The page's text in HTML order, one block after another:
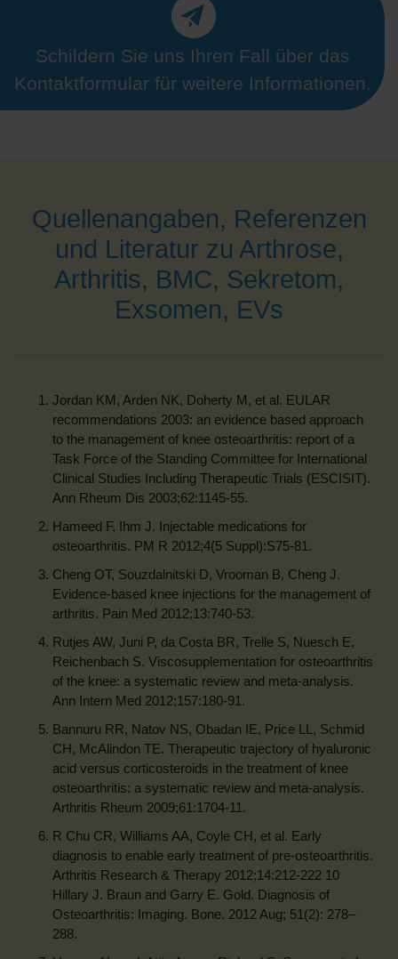
Schildern Sie uns Ihren Fall über das
Kontaktformular für weitere Informationen.
Quellenangaben, Referenzen
und Literatur zu Arthrose,
Arthritis, BMC, Sekretom,
Exsomen, EVs
Jordan KM, Arden NK, Doherty M, et al. EULAR
recommendations 2003: an evidence based approach
to the management of knee osteoarthritis: report of a
Task Force of the Standing Committee for International
Clinical Studies Including Therapeutic Trials (ESCISIT).
Ann Rheum Dis 2003;62:1145-55.
Hameed F, Ihm J. Injectable medications for
osteoarthritis. PM R 2012;4(5 Suppl):S75-81.
Cheng OT, Souzdalnitski D, Vrooman B, Cheng J.
Evidence-based knee injections for the management of
arthritis. Pain Med 2012;13:740-53.
Rutjes AW, Juni P, da Costa BR, Trelle S, Nuesch E,
Reichenbach S. Viscosupplementation for osteoarthritis
of the knee: a systematic review and meta-analysis.
Ann Intern Med 2012;157:180-91.
Bannuru RR, Natov NS, Obadan IE, Price LL, Schmid
CH, McAlindon TE. Therapeutic trajectory of hyaluronic
acid versus corticosteroids in the treatment of knee
osteoarthritis: a systematic review and meta-analysis.
Arthritis Rheum 2009;61:1704-11.
R Chu CR, Williams AA, Coyle CH, et al. Early
diagnosis to enable early treatment of pre-osteoarthritis.
Arthritis Research & Therapy 2012;14:212-222 10
Hillary J. Braun and Garry E. Gold. Diagnosis of
Osteoarthritis: Imaging. Bone. 2012 Aug; 51(2): 278–
288.